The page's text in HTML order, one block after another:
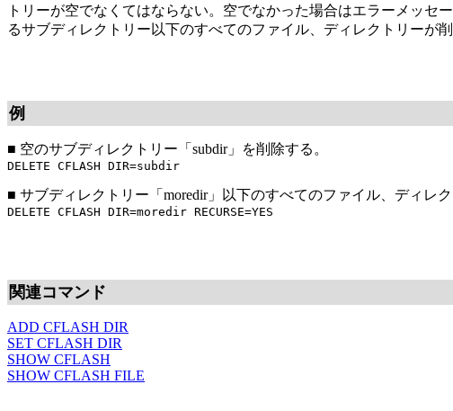
トリーが空でなくてはならない。空でなかった場合はエラーメッ
るサブディレクトリー以下のすべてのファイル、ディレクトリーが
例
■ 空のサブディレクトリー「subdir」を削除する。
DELETE CFLASH DIR=subdir
■ サブディレクトリー「moredir」以下のすべてのファイル、ディレク
DELETE CFLASH DIR=moredir RECURSE=YES
関連コマンド
ADD CFLASH DIR
SET CFLASH DIR
SHOW CFLASH
SHOW CFLASH FILE